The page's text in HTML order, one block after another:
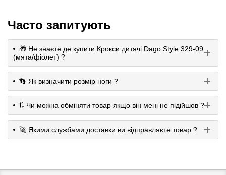
Часто запитують
🎁 Не знаєте де купити Крокси дитячі Dago Style 329-09
(мята/фіолет) ?
👣 Як визначити розмір ноги ?
🔃 Чи можна обміняти товар якщо він мені не підійшов ?
🚀 Якими службами доставки ви відправляєте товар ?